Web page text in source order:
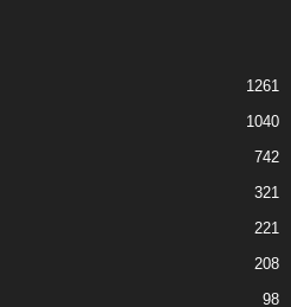
1261
1040
742
321
221
208
98